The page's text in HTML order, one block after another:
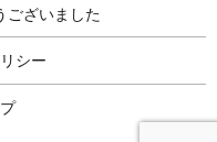
ございました
シー